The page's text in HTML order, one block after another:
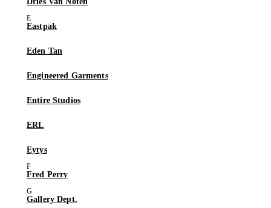
Eastpak
Eden Tan
Engineered Garments
Entire Studios
ERL
Eytys
Fred Perry
Gallery Dept.